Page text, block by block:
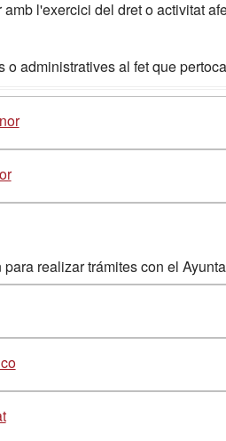
l'exercici del dret o activitat
administratives al fet que
realizar trámites con el